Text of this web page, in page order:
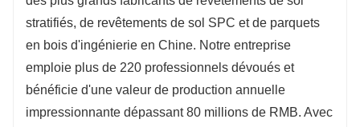
stratifiés, de revêtements de sol SPC et de parquets
en bois d'ingénierie en Chine. Notre entreprise
emploie plus de 220 professionnels dévoués et
bénéficie d'une valeur de production annuelle
impressionnante dépassant 80 millions de RMB. Avec